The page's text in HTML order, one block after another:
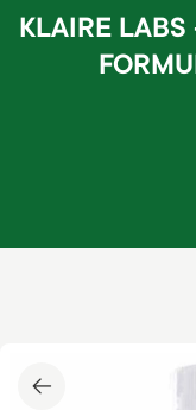
KLAIRE